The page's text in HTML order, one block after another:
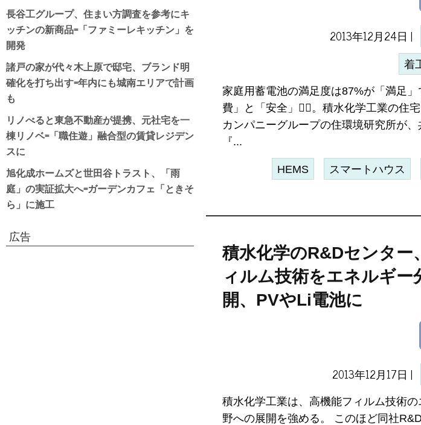
2013年12月24日 |
着
家庭用蓄電池の満足度は87%が「満足
費」と「安全」。積水化学工業の住
カンパニーグループの住環境研究所が
『...
HEMS スマートハウス
積水化学のR&Dセンター
ィルム技術をエネルギー
開、PVやLi電池に
2013年12月17日 |
積水化学工業は、高機能フィルム技術
野への展開を強める。 このほど同社
長谷工グループ、住まい方調査を参考にキ
ッチンの新商品=「ファミーレキッチン」を
開発
諸戸の家が代々木上原で邸宅、ブランド明
確化を打ち出す=年内にも城南エリアで計画
も
リノべると東急不動産が提携、元社宅を一
棟リノベ=「職住遊」融合型の賃貸レジデン
スに
旭化成ホームズと世田谷トラスト、「雨
庭」の実証拡大へ=ガーデンカフェ「ときそ
ら」に施工
広告